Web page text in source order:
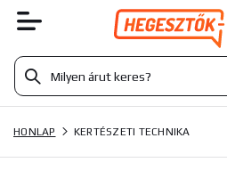
HONLAP KERTÉSZETI TECHNIKA